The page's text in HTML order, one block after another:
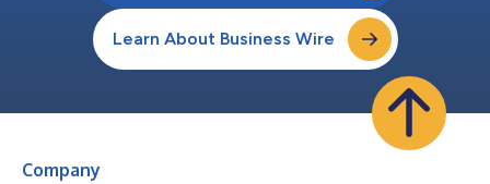
Learn About Business Wire
Company